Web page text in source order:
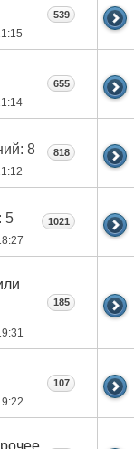
539
655
818
1021
185
107